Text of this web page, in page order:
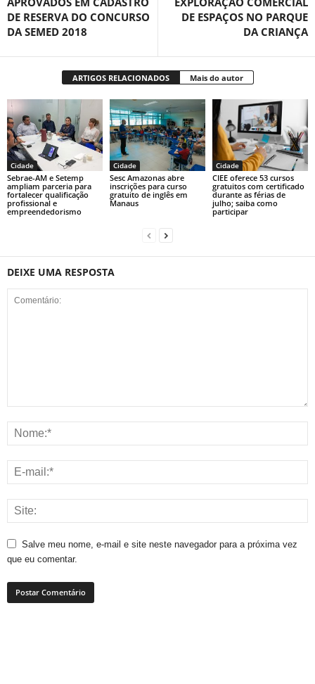
DE RESERVA DO CONCURSO
DA SEMED 2018
DE ESPAÇOS NO PARQUE
DA CRIANÇA
ARTIGOS RELACIONADOS Mais do autor
Cidade
Sebrae-AM e Setemp
ampliam parceria para
fortalecer qualificação
profissional e
empreendedorismo
Cidade
Sesc Amazonas abre
inscrições para curso
gratuito de inglês em
Manaus
Cidade
CIEE oferece 53 cursos
gratuitos com certificado
durante as férias de
julho; saiba como
participar
DEIXE UMA RESPOSTA
Salve meu nome, e-mail e site neste navegador para a próxima vez
que eu comentar.